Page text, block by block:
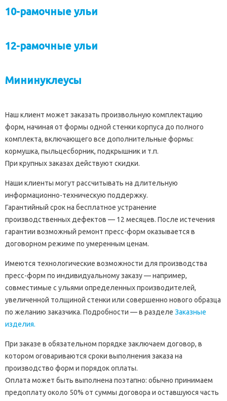
10-рамочные ульи
12-рамочные ульи
Мининуклеусы
Наш клиент может заказать произвольную комплектацию
форм, начиная от формы одной стенки корпуса до полного
комплекта, включающего все дополнительные формы:
кормушка, пыльцесборник, подкрышник и т.п.
При крупных заказах действуют скидки.
Наши клиенты могут рассчитывать на длительную
информационно-техническую поддержку.
Гарантийный срок на бесплатное устранение
производственных дефектов — 12 месяцев. После истечения
гарантии возможный ремонт пресс-форм оказывается в
договорном режиме по умеренным ценам.
Имеются технологические возможности для производства
пресс-форм по индивидуальному заказу — например,
совместимые с ульями определенных производителей,
увеличенной толщиной стенки или совершенно нового образца
по желанию заказчика. Подробности — в разделе Заказные
изделия.
При заказе в обязательном порядке заключаем договор, в
котором оговариваются сроки выполнения заказа на
производство форм и порядок оплаты.
Оплата может быть выполнена поэтапно: обычно принимаем
предоплату около 50% от суммы договора и оставшуюся часть